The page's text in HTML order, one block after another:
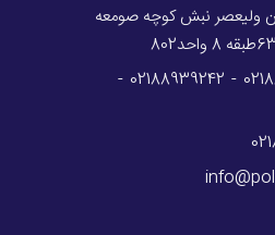
ولیعصر نبش کوچه صومعه
-
02188939242
-